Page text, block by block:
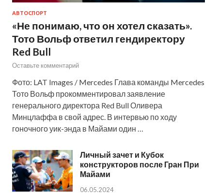
АВТОСПОРТ
«Не понимаю, что он хотел сказать».
Тото Вольф ответил гендиректору
Red Bull
Оставьте комментарий
Фото: LAT Images / Mercedes Глава команды Mercedes
Тото Вольф прокомментировал заявление
генерального директора Red Bull Оливера
Минцлаффа в свой адрес. В интервью по ходу
гоночного уик-энда в Майами один …
Личный зачет и Кубок
конструкторов после Гран При
Майами
06.05.2024